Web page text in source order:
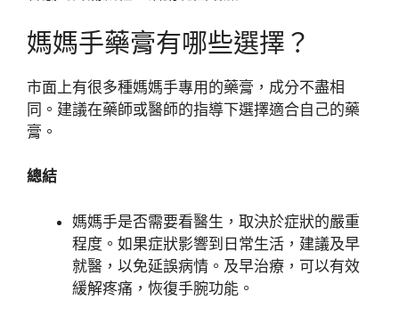
媽媽手藥膏有哪些選擇？
市面上有很多種媽媽手專用的藥膏，成分不盡相
同。建議在藥師或醫師的指導下選擇適合自己的藥
膏。
總結
媽媽手是否需要看醫生，取決於症狀的嚴重
程度。如果症狀影響到日常生活，建議及早
就醫，以免延誤病情。及早治療，可以有效
緩解疼痛，恢復手腕功能。